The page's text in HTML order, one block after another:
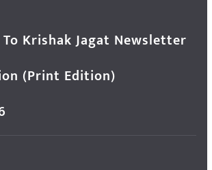
Krishak Jagat Newsletter
(Print Edition)